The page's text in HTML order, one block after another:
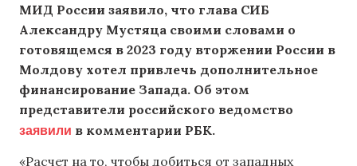
МИД России заявило, что глава СИБ
Александру Мустяца своими словами о
готовящемся в 2023 году вторжении России в
Молдову хотел привлечь дополнительное
финансирование Запада. Об этом
представители российского ведомство
заявили в комментарии РБК.
«Расчет на то, чтобы добиться от западных